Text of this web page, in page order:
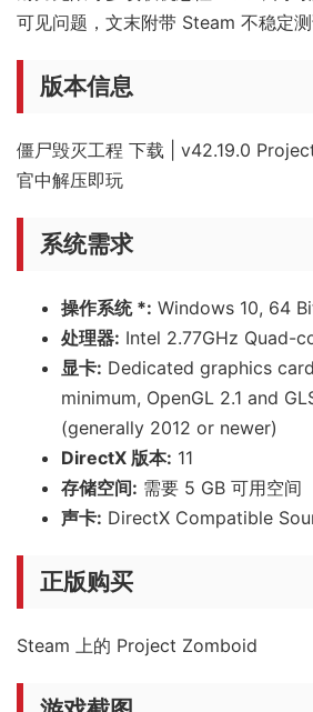
可见问题，文末附带 Steam 不稳定测
版本信息
僵尸毁灭工程 下载 | v42.19.0
官中解压即玩
系统需求
操作系统 *: Windows 10, 64
处理器: Intel 2.77GHz Quad-
显卡: Dedicated graphics
minimum, OpenGL 2.1 and
(generally 2012 or newer)
DirectX 版本: 11
存储空间: 需要 5 GB 可用空间
声卡: DirectX Compatible
正版购买
Steam 上的 Project Zomboid